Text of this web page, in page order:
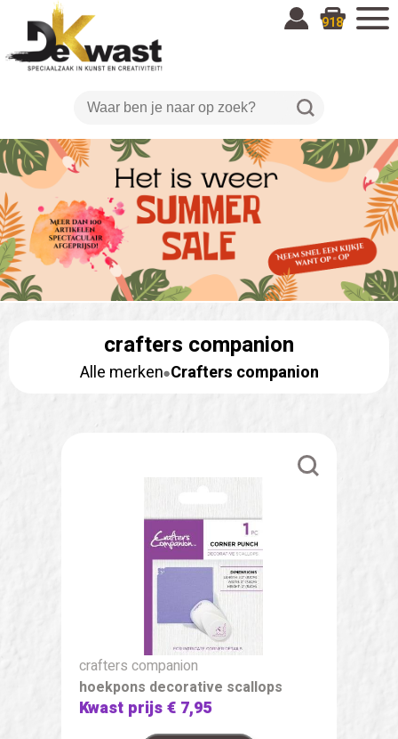
918
crafters companion
Alle merken Crafters companion
crafters companion
hoekpons decorative scallops
Kwast prijs€ 7,95